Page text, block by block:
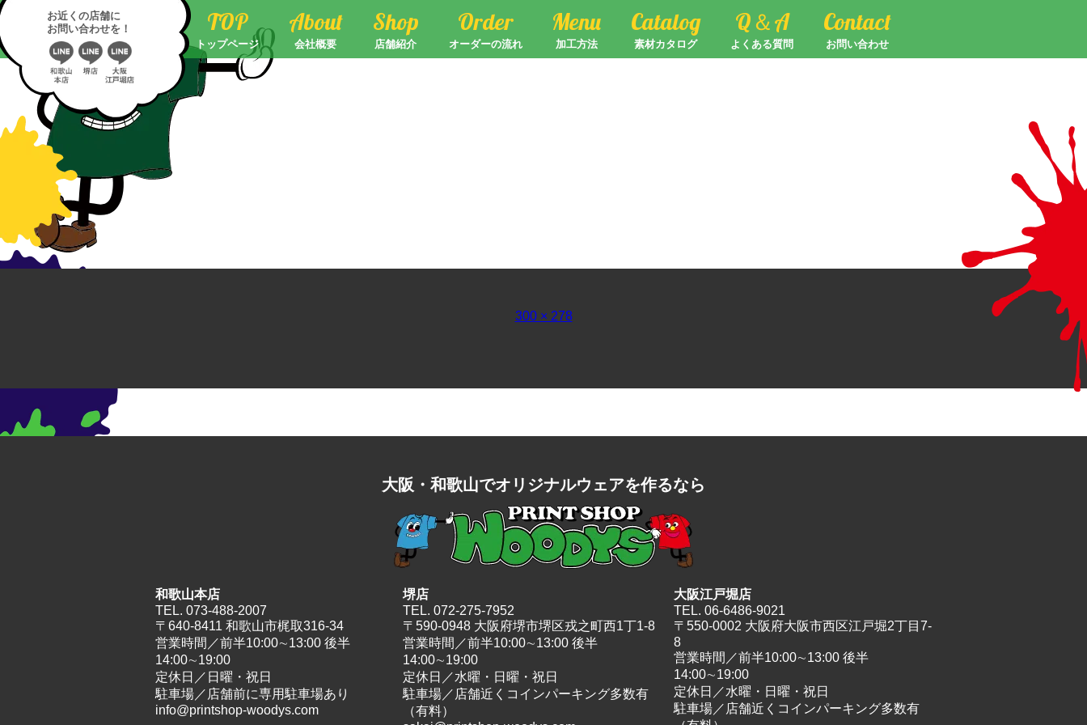
TOP
トップページ
About
会社概要
Shop
店舗紹介
Order
オーダーの流れ
Menu
加工方法
Catalog
素材カタログ
Q＆A
よくある質問
Contact
お問い合わせ
お近くの店舗に
お問い合わせを！
color51-13
フ
300 × 278
ナcolor51-13
大阪・和歌山でオリジナルウェアを作るなら
和歌山本店
TEL. 073-488-2007
〒640-8411 和歌山市梶取316-34
営業時間／前半10:00∼13:00 後半
14:00∼19:00
定休日／日曜・祝日
駐⾞場／店舗前に専⽤駐⾞場あり
info@printshop-woodys.com
堺店
TEL. 072-275-7952
〒590-0948 大阪府堺市堺区戎之町西1丁1-8
営業時間／前半10:00∼13:00 後半
14:00∼19:00
定休日／水曜・日曜・祝日
駐車場／店舗近くコインパーキング多数有
（有料）
大阪江戸堀店
TEL. 06-6486-9021
〒550-0002 大阪府大阪市西区江戸堀2丁目7-
8
営業時間／前半10:00∼13:00 後半
14:00∼19:00
定休日／水曜・日曜・祝日
駐車場／店舗近くコインパーキング多数有